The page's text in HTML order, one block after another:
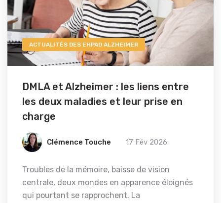
ACTUALITÉS DES EHPAD ALZHEIMER
DMLA et Alzheimer : les liens entre
les deux maladies et leur prise en
charge
Clémence Touche 17 Fév 2026
Troubles de la mémoire, baisse de vision
centrale, deux mondes en apparence éloignés
qui pourtant se rapprochent. La